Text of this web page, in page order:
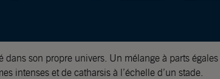
dans son propre univers. Un mélange à parts égales
intenses et de catharsis à l’échelle d’un stade.